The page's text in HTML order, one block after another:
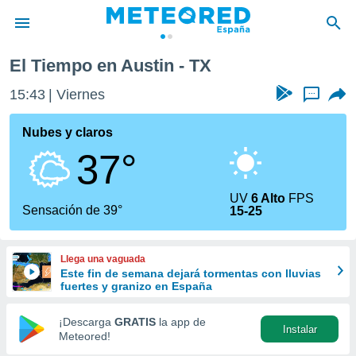
de
por
que se
calidad.
a este
las
y
forma
digital
basada
El Tiempo en Austin - TX
15:43 Viernes ...
Nubes y claros
37°
Sensación de 39°
UV6 Alto FPS
15-25
Llega una vaguada
Este fin de semana dejará tormentas con lluvias
fuertes y granizo en España
¡Descarga GRATIS la app de
Meteored!
Instalar